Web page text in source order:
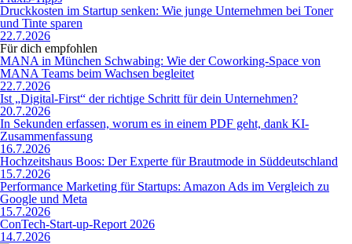
Druckkosten im Startup senken: Wie junge Unternehmen bei Toner
und Tinte sparen
22.7.2026
Für dich empfohlen
MANA in München Schwabing: Wie der Coworking-Space von
MANA Teams beim Wachsen begleitet
22.7.2026
Ist „Digital-First“ der richtige Schritt für dein Unternehmen?
20.7.2026
In Sekunden erfassen, worum es in einem PDF geht, dank KI-
Zusammenfassung
16.7.2026
Hochzeitshaus Boos: Der Experte für Brautmode in Süddeutschland
15.7.2026
Performance Marketing für Startups: Amazon Ads im Vergleich zu
Google und Meta
15.7.2026
ConTech-Start-up-Report 2026
14.7.2026